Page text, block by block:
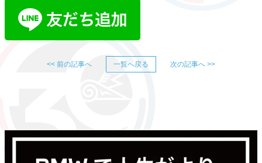
<< 前の記事へ 一覧へ戻る 次の記事へ >>